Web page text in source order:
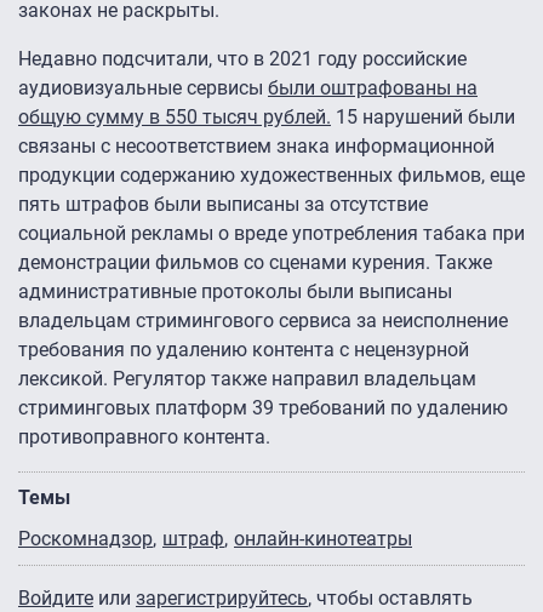
законах не раскрыты.
Недавно подсчитали, что в 2021 году российские
аудиовизуальные сервисы были оштрафованы на
общую сумму в 550 тысяч рублей. 15 нарушений были
связаны с несоответствием знака информационной
продукции содержанию художественных фильмов, еще
пять штрафов были выписаны за отсутствие
социальной рекламы о вреде употребления табака при
демонстрации фильмов со сценами курения. Также
административные протоколы были выписаны
владельцам стримингового сервиса за неисполнение
требования по удалению контента с нецензурной
лексикой. Регулятор также направил владельцам
стриминговых платформ 39 требований по удалению
противоправного контента.
Темы
Роскомнадзор штраф онлайн-кинотеатры
Войдите или зарегистрируйтесь, чтобы оставлять